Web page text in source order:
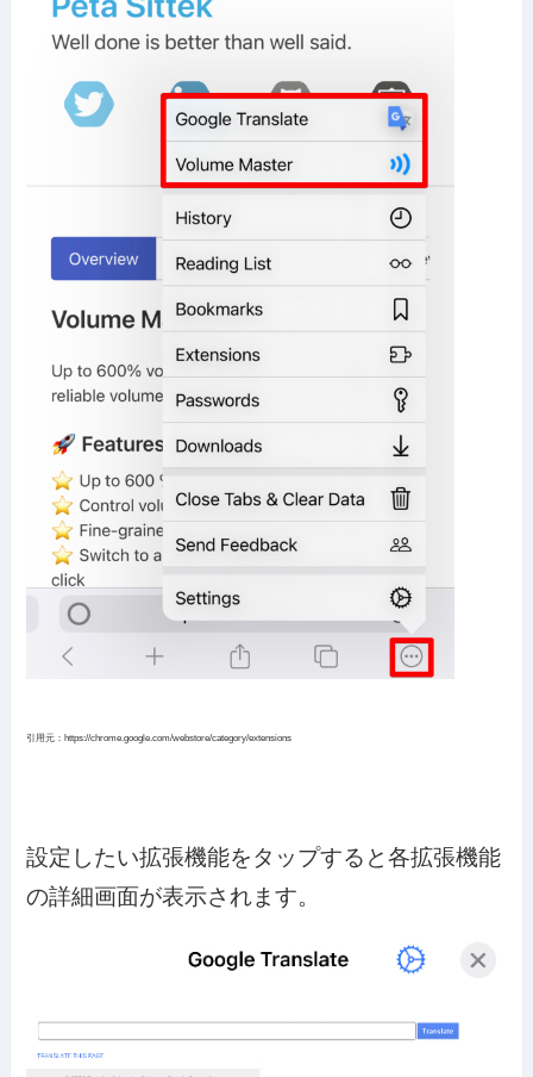
引用元：https://chrome.google.com/webstore/category/extensions
設定したい拡張機能をタップすると各拡張機能
の詳細画面が表示されます。